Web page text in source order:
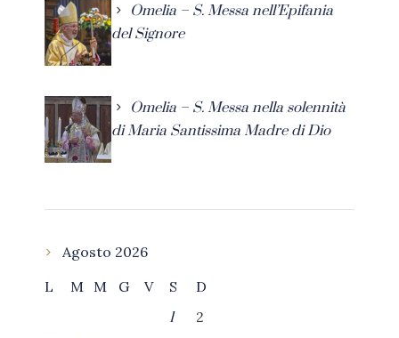
Omelia – S. Messa nell’Epifania
del Signore
Omelia – S. Messa nella solennità
di Maria Santissima Madre di Dio
Agosto 2026
L
M M G V S
D
1
2